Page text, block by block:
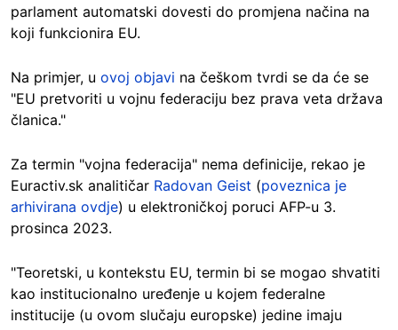
parlament automatski dovesti do promjena načina na
koji funkcionira EU.
Na primjer, u ovoj objavi na češkom tvrdi se da će se
"EU pretvoriti u vojnu federaciju bez prava veta država
članica."
Za termin "vojna federacija" nema definicije, rekao je
Euractiv.sk analitičar Radovan Geist (poveznica je
arhivirana ovdje) u elektroničkoj poruci AFP-u 3.
prosinca 2023.
"Teoretski, u kontekstu EU, termin bi se mogao shvatiti
kao institucionalno uređenje u kojem federalne
institucije (u ovom slučaju europske) jedine imaju